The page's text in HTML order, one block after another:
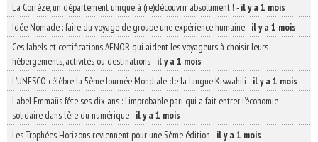
La Corrèze, un département unique à (re)découvrir absolument ! -il y a 1 mois
Idée Nomade : faire du voyage de groupe une expérience humaine-il y a 1 mois
Ces labels et certifications AFNOR qui aident les voyageurs à choisir leurs
hébergements, activités ou destinations-il y a 1 mois
L’UNESCO célèbre la 5ème Journée Mondiale de la langue Kiswahili -il y a 1 mois
Label Emmaüs fête ses dix ans : l’improbable pari qui a fait entrer l’économie
solidaire dans l’ère du numérique-il y a 1 mois
Les Trophées Horizons reviennent pour une 5ème édition -il y a 1 mois